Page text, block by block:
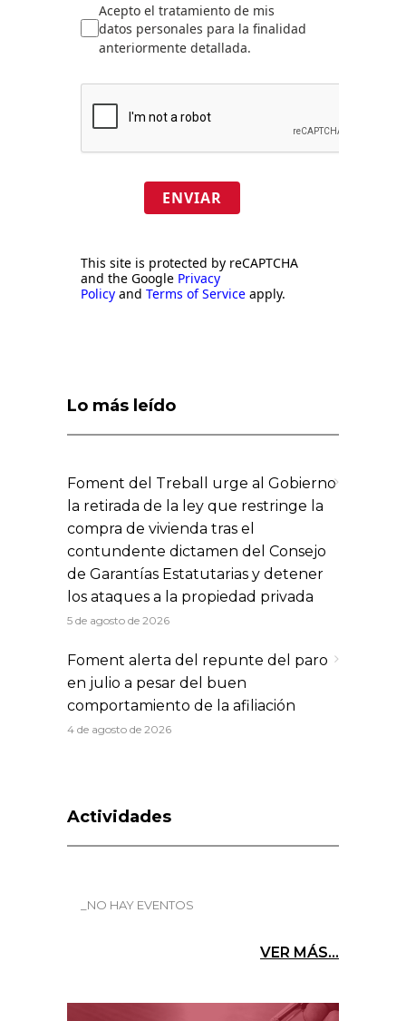
Acepto el tratamiento de mis
datos personales para la finalidad
anteriormente detallada.
ENVIAR
This site is protected by reCAPTCHA
and the Google Privacy
Policy and Terms of Service apply.
Lo más leído
Foment del Treball urge al Gobierno
la retirada de la ley que restringe la
compra de vivienda tras el
contundente dictamen del Consejo
de Garantías Estatutarias y detener
los ataques a la propiedad privada
5 de agosto de 2026
Foment alerta del repunte del paro
en julio a pesar del buen
comportamiento de la afiliación
4 de agosto de 2026
Actividades
_NO HAY EVENTOS
VER MÁS...